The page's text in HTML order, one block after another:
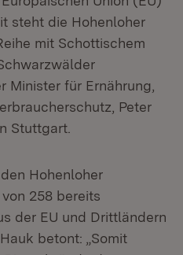
steht die Hohenloher
mit Schottischem
Minister für Ernährung,
Peter
Stuttgart.
Hohenloher
258 bereits
der EU und Drittländern
betont: „Somit